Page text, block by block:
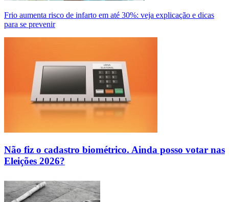
Frio aumenta risco de infarto em até 30%: veja explicação e dicas
para se prevenir
Não fiz o cadastro biométrico. Ainda posso votar nas
Eleições 2026?